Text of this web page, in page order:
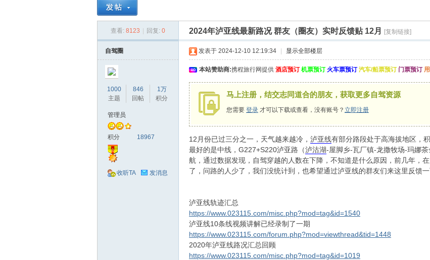
查看: 8123 回复: 0 2024年泸亚线最新路况 群友（圈友）实时反馈贴 12月 [复制链接]
自驾圈
1000
主题
846
回帖
1万
积分
管理员
积分 18967
收听TA 发消息
发表于 2024-12-10 12:19:34 显示全部楼层
本站赞助商:携程旅行网提供 酒店预订 机票预订 火车票预订 汽车/船票预订 门票预订
马上注册，结交志同道合的朋友，获取更多自驾资源
您需要 登录 才可以下载或查看，没有账号？ 立即注册
12月份已过三分之一，天气越来越冷， 泸亚线有部分路段处于高海拔地区，
最好的是中线，G227+S220泸亚路（泸沽湖-屋脚乡-瓦厂镇-龙撒牧场-玛娜
航，通过数据发现，自驾穿越的人数在下降，不知道是什么原因，前几年，
了，问路的人少了，我们没统计到，也希望通过泸亚线的群友们来这里反馈
泸亚线轨迹汇总
https://www.023115.com/misc.php?mod=tag&id=1540
泸亚线10条线视频讲解已经录制了一期
https://www.023115.com/forum.php?mod=viewthread&tid=1448
2020年泸亚线路况汇总回顾
https://www.023115.com/misc.php?mod=tag&id=1019